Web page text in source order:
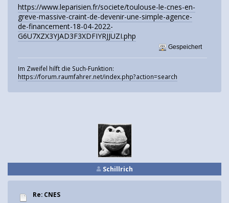
https://www.leparisien.fr/societe/toulouse-le-cnes-en-
greve-massive-craint-de-devenir-une-simple-agence-
de-financement-18-04-2022-
G6U7XZX3YJAD3F3XDFIYRJJUZI.php
Gespeichert
Im Zweifel hilft die Such-Funktion:
https://forum.raumfahrer.net/index.php?action=search
Schillrich
Re: CNES